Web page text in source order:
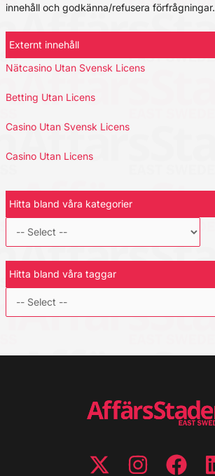
innehåll och godkänna/refusera förfrågningar.
Externt innehåll
Nätcasino Utan Svensk Licens
Betting Utan Licens
Casino Utan Svensk Licens
Casino Utan Licens
Hitta bland våra kategorier
Hitta bland våra taggar